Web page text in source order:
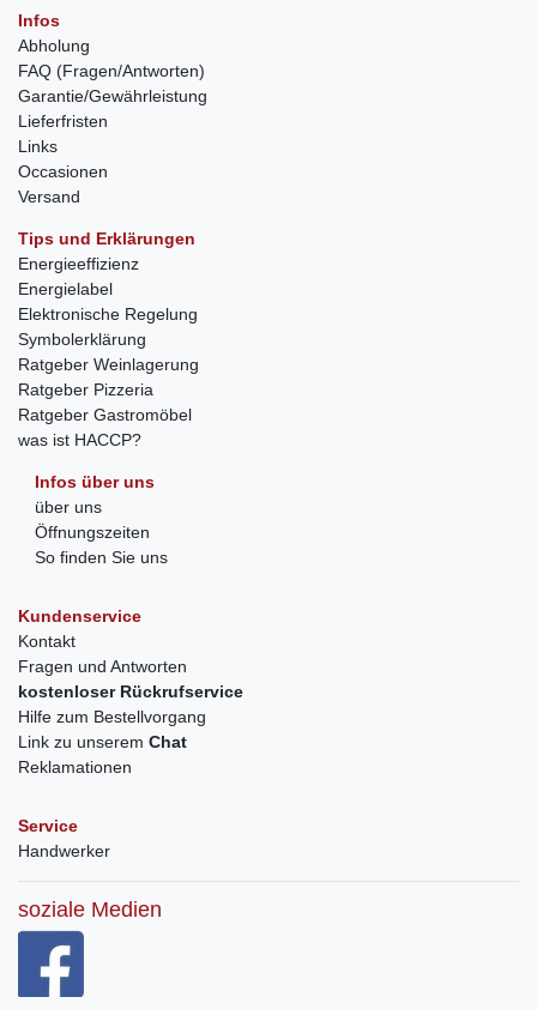
Infos
Abholung
FAQ (Fragen/Antworten)
Garantie/Gewährleistung
Lieferfristen
Links
Occasionen
Versand
Tips und Erklärungen
Energieeffizienz
Energielabel
Elektronische Regelung
Symbolerklärung
Ratgeber Weinlagerung
Ratgeber Pizzeria
Ratgeber Gastromöbel
was ist HACCP?
Infos über uns
über uns
Öffnungszeiten
So finden Sie uns
Kundenservice
Kontakt
Fragen und Antworten
kostenloser Rückrufservice
Hilfe zum Bestellvorgang
Link zu unserem Chat
Reklamationen
Service
Handwerker
soziale Medien